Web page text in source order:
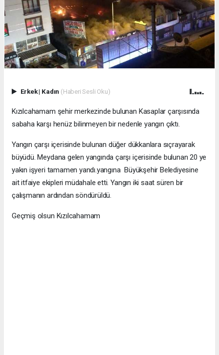
Erkek| Kadın (Haberi Sesli Oku)
Kızılcahamam şehir merkezinde bulunan Kasaplar çarşısında
sabaha karşı henüz bilinmeyen bir nedenle yangın çıktı.
Yangın çarşı içerisinde bulunan düğer dükkanlara sıçrayarak
büyüdü. Meydana gelen yangında çarşı içerisinde bulunan 20 ye
yakın işyeri tamamen yandı.yangına Büyükşehir Belediyesine
ait itfaiye ekipleri müdahale etti. Yangın iki saat süren bir
çalışmanın ardından söndürüldü.
Geçmiş olsun Kızılcahamam